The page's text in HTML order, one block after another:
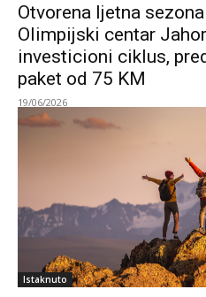
Otvorena ljetna
Olimpijski centar
investicioni ciklus,
paket od 75 KM
19/06/2026
Istaknuto